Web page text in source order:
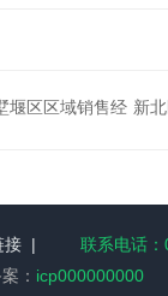
堰区区域销售经 新
接 |
联系电话
： icp000000000